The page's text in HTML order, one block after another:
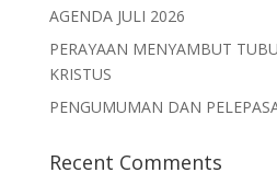
AGENDA JULI 2026
PERAYAAN MENYAMBUT
KRISTUS
PENGUMUMAN DAN
Recent Comments